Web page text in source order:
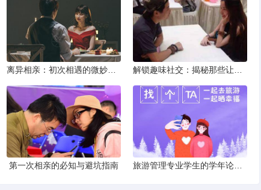
第一次相亲的必知与避坑指南